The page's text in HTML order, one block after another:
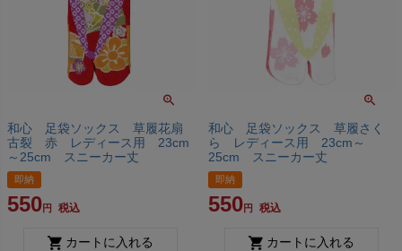
和心 足袋ソックス 草履花扇
古裂 赤 レディース用 23cm
～25cm スニーカー丈
即納
550 税込
カートに入れる
和心 足袋ソックス 草履さく
ら レディース用 23cm～
25cm スニーカー丈
即納
550 税込
カートに入れる